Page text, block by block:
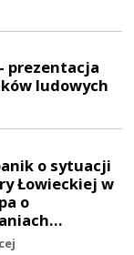
prezentacja
ludowych
o sytuacji
Łowieckiej w
o